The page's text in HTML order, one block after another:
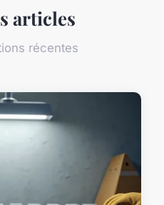
articles
récentes